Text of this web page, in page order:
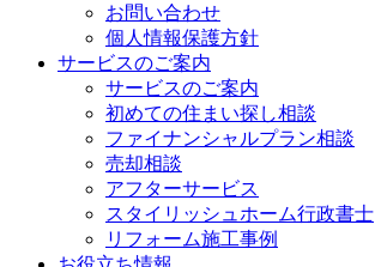
お問い合わせ
個人情報保護方針
サービスのご案内
サービスのご案内
初めての住まい探し相談
ファイナンシャルプラン相談
売却相談
アフターサービス
スタイリッシュホーム行政書士
リフォーム施工事例